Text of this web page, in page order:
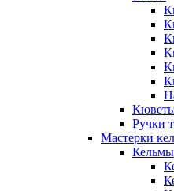
Ручки
Мастерки
Кельмы